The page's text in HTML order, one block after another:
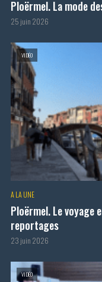
Ploërmel. La mode
25 juin 2026
VIDÉO
A LA UNE
Ploërmel. Le voyage
reportages
23 juin 2026
VIDÉO